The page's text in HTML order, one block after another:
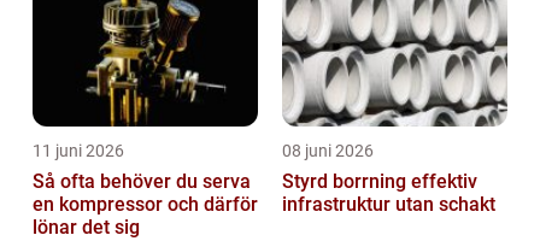
11 juni 2026
Så ofta behöver du serva
en kompressor och därför
lönar det sig
08 juni 2026
Styrd borrning effektiv
infrastruktur utan schakt